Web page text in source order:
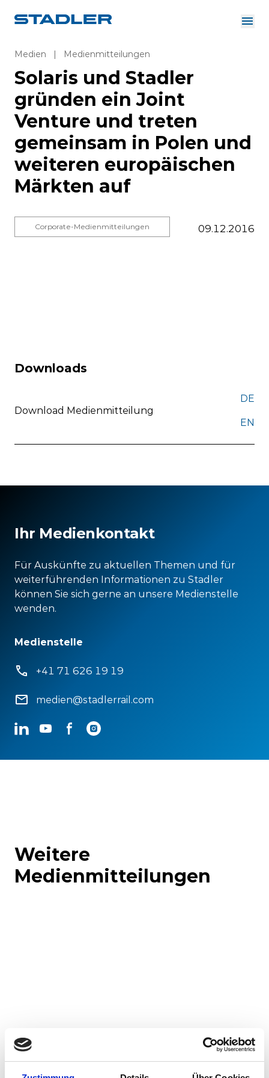
Investor Relations
Zulieferer
Downloads
Deutsch
Über uns
Lösungen
Karriere
InnoTrans
Medien | Medienmitteilungen
Solaris und Stadler
gründen ein Joint
Venture und treten
gemeinsam in Polen und
weiteren europäischen
Märkten auf
Corporate-Medienmitteilungen 09.12.2016
Downloads
Download Medienmitteilung
DE
EN
Ihr Medienkontakt
Für Auskünfte zu aktuellen Themen und für
weiterführenden Informationen zu Stadler
können Sie sich gerne an unsere Medienstelle
wenden.
Medienstelle
+41 71 626 19 19
medien@stadlerrail.com
LinkedInYouTubeFacebookInstagram
Weitere
Medienmitteilungen
Corporate-Medienmitteilungen